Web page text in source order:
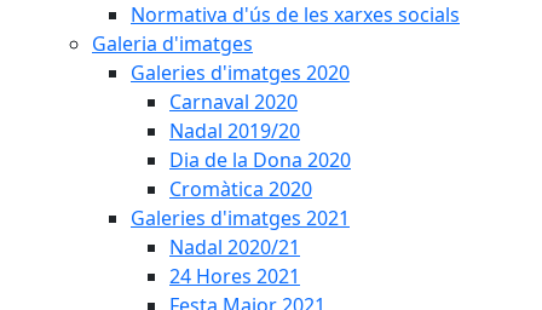
Normativa d'ús de les xarxes socials
Galeria d'imatges
Galeries d'imatges 2020
Carnaval 2020
Nadal 2019/20
Dia de la Dona 2020
Cromàtica 2020
Galeries d'imatges 2021
Nadal 2020/21
24 Hores 2021